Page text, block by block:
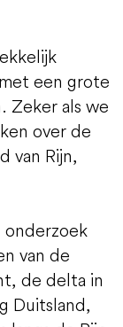
een grote
Zeker als we
over de
van Rijn,
van de
de delta in
Duitsland,